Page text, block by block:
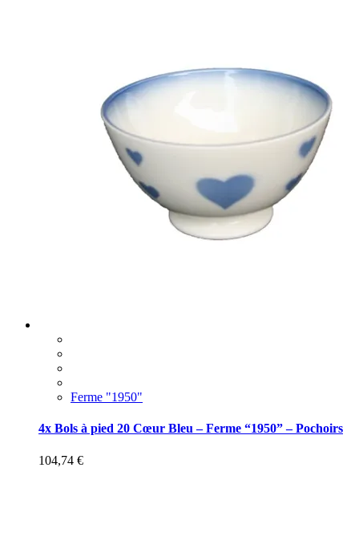
Ferme "1950"
4x Bols à pied 20 Cœur Bleu – Ferme “1950” – Pochoirs
104,74 €